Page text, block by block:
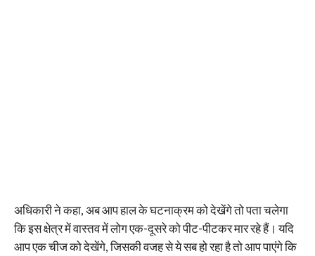
अधिकारी ने कहा, अब आप हाल के घटनाक्रम को देखेंगे तो पता चलेगा
कि इस क्षेत्र में वास्तव में लोग एक-दूसरे को पीट-पीटकर मार रहे हैं। यदि
आप एक चीज को देखेंगे, जिसकी वजह से ये सब हो रहा है तो आप पाएंगे कि